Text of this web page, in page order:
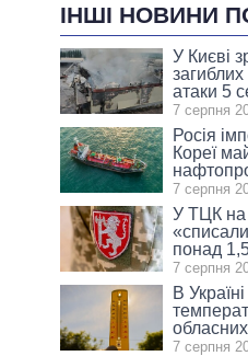
ІНШІ НОВИНИ
У Києві
загиблих
атаки 5
7 серпня
Росія
Кореї
7 серпня
У ТЦК на
понад 1,5
7 серпня
В
7 серпня